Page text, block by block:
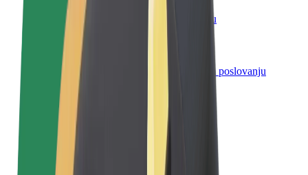
Registriraj se kao vlasnik flote
Dodaj svoju flotu na Bolt i povećaj zaradu
Bolt for Business
Bolt proizvodi i usluge prilagođeni tvojem poslovanju